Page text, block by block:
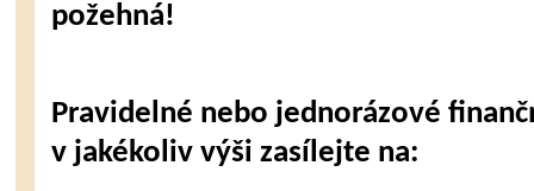
požehná!
Pravidelné nebo jednorázové
v jakékoliv výši zasílejte na: